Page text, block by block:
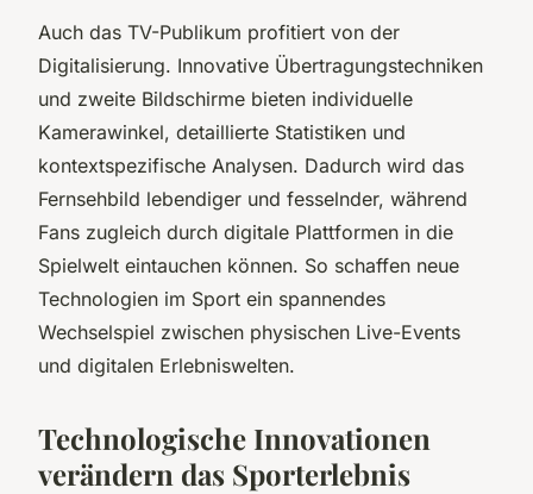
Auch das TV-Publikum profitiert von der
Digitalisierung. Innovative Übertragungstechniken
und zweite Bildschirme bieten individuelle
Kamerawinkel, detaillierte Statistiken und
kontextspezifische Analysen. Dadurch wird das
Fernsehbild lebendiger und fesselnder, während
Fans zugleich durch digitale Plattformen in die
Spielwelt eintauchen können. So schaffen neue
Technologien im Sport ein spannendes
Wechselspiel zwischen physischen Live-Events
und digitalen Erlebniswelten.
Technologische Innovationen
verändern das Sporterlebnis